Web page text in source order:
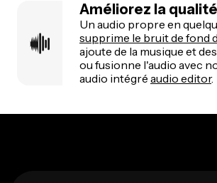
Améliorez la
Un audio propre en
supprime le bruit de fond
ajoute de la musique et
ou fusionne l'audio avec
audio intégré audio editor.